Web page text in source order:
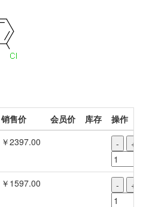
销售价 会员价 库存
操作
￥2397.00 - +
￥1597.00 - +